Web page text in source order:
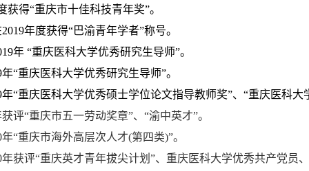
获得“重庆市十佳科技青年奖”。
年度获得“巴渝青年学者”称号。
年 “重庆医科大学优秀研究生导师”。
“重庆医科大学优秀研究生导师”。
年“重庆医科大学优秀硕士学位论文指导教师奖”、“重庆医科
评“重庆市五一劳动奖章”、“渝中英才”。
年“重庆市海外高层次人才(第四类)”。
年获评“重庆英才青年拔尖计划”、重庆医科大学优秀共产党员